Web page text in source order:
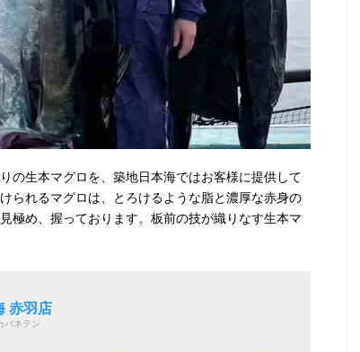
の生本マグロを、築地日本海ではお客様に提供して
られるマグロは、とろけるような脂と濃厚な赤身の
極め、握っております。板前の技が織りなす生本マ
赤羽店
バネテン